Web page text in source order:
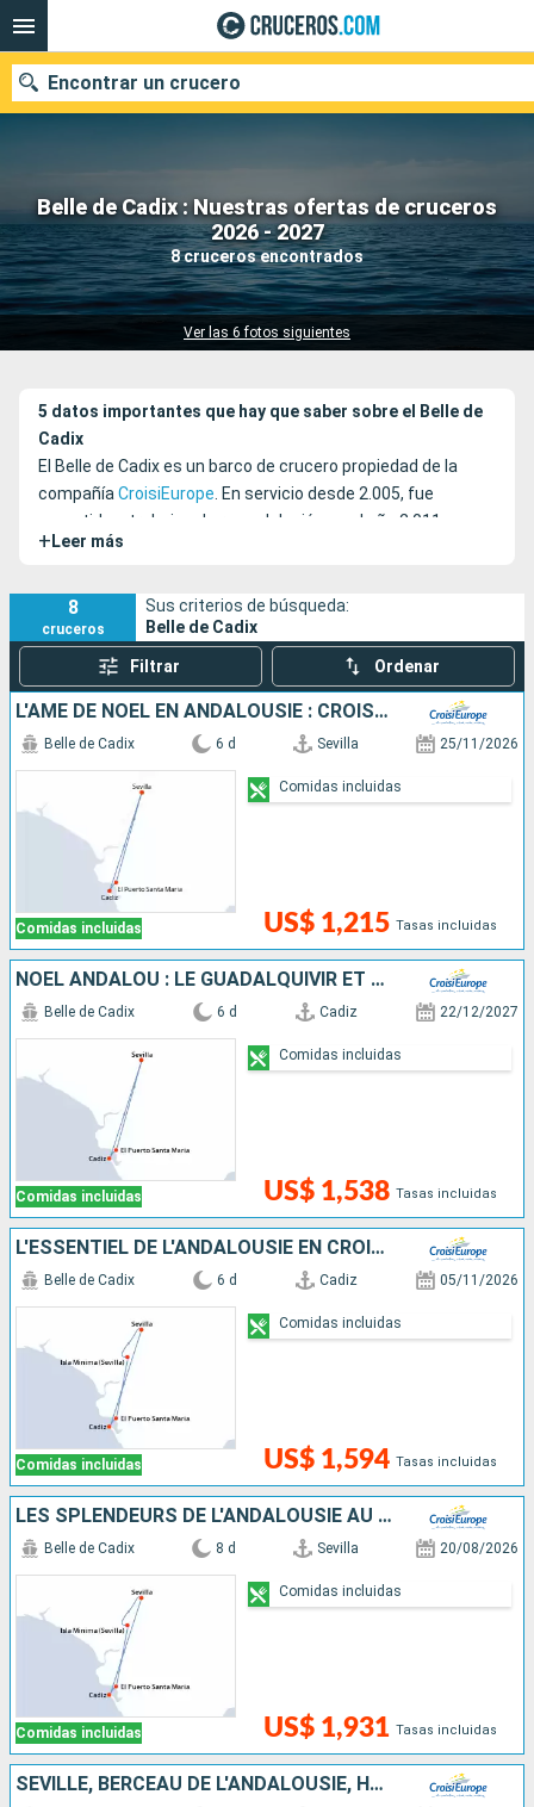
Belle de Cadix : Nuestras ofertas de cruceros
2026 - 2027
8 cruceros encontrados
Ver las 6 fotos siguientes
Encontrar un crucero
Nuestros destinos
Fecha de salida
5 datos importantes que hay que saber sobre el Belle de
Cadix
El Belle de Cadix es un barco de crucero propiedad de la
compañíaCroisiEurope. En servicio desde 2.005, fue
sometido a trabajos de remodelación en el año 2.011 y
navega bajo bandera francesa. Esta embarcación es una de
El Belle de Cadix, para descubrir nuevos paisajes a sus
viajeros, recorre las aguas de los ríos Guadalquivir y
Guadiana, por el corazón de Andalucía (España) y la costa
atlántica de Portugal.
+ Leer más
8
cruceros
Sus criterios de búsqueda:
Belle de Cadix
Filtrar Ordenar
L'ÂME DE NOËL EN ANDALOUSIE : CROISIÈRE AU COEUR DE LA NATIVITÉ, AU RYTHME DES TRADITIONS DE NOËL ESPAGNOLES ET DES MARCHÉS FESTIFS
Comidas incluidas
Belle de Cadix 6 d Sevilla 25/11/2026
US$ 1,215 Tasas incluidas
Comidas incluidas
NOËL ANDALOU : LE GUADALQUIVIR ET LA BAIE DE CADIX
Comidas incluidas
Belle de Cadix 6 d Cadiz 22/12/2027
US$ 1,538 Tasas incluidas
Comidas incluidas
L'ESSENTIEL DE L'ANDALOUSIE EN CROISIÈRE: SÉVILLE, CADIX ET VILLAGES ANDALOUS ; LA DOUCEUR DE VIVRE ESPAGNOLE
Comidas incluidas
Belle de Cadix 6 d Cadiz 05/11/2026
US$ 1,594 Tasas incluidas
Comidas incluidas
LES SPLENDEURS DE L'ANDALOUSIE AU FIL DU GUADALQUIVIR : SÉVILLE, CORDOUE ET CADIX
Comidas incluidas
Belle de Cadix 8 d Sevilla 20/08/2026
US$ 1,931 Tasas incluidas
Comidas incluidas
SÉVILLE, BERCEAU DE L'ANDALOUSIE, HUELVA, SUR LES PAS DE CHRISTOPHE COLOMB ET LE CHARME TYPIQUE DE CADIX